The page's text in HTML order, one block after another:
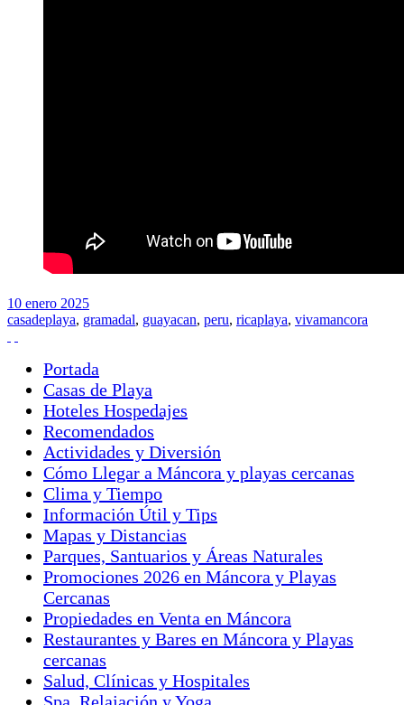
10 enero 2025
casadeplaya, gramadal, guayacan, peru, ricaplaya, vivamancora
Portada
Casas de Playa
Hoteles Hospedajes
Recomendados
Actividades y Diversión
Cómo Llegar a Máncora y playas cercanas
Clima y Tiempo
Información Útil y Tips
Mapas y Distancias
Parques, Santuarios y Áreas Naturales
Promociones 2026 en Máncora y Playas
Cercanas
Propiedades en Venta en Máncora
Restaurantes y Bares en Máncora y Playas
cercanas
Salud, Clínicas y Hospitales